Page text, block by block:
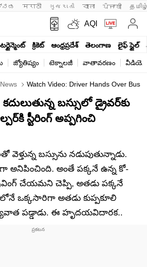
मराठी ગુજરાતી বাংলা ਪੰਜਾਬੀ
AQI
క్రికెట్ ఆంధ్రప్రదేశ్ తెలంగాణ లైఫ్ స్టైల్
జ్యోతిష్యం టెక్నాలజీ వాతావరణం
Watch Video: Driver Hands Over Bus
బస్సులో డ్రైవర్‌కు
స్టీరింగ్‌ అప్పగించి
వెళ్తున్న బస్సును నడుపుతున్నాడు.
అంతే పక్కనే ఉన్న కో-
చేయమని చెప్పి, అతడు పక్కనే
ఒక్కసారిగా అతడు కుప్పకూలి
పడ్డాడు. ఈ హృదయవిదారక..